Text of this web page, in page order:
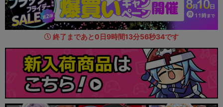
終了まであと0日9時間13分54秒31です